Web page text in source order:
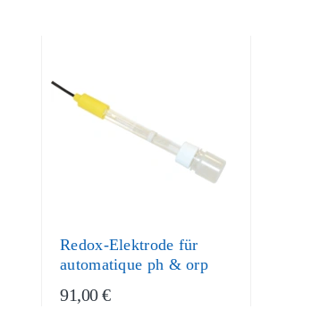
Redox-Elektrode für
automatique ph & orp
91,00 €